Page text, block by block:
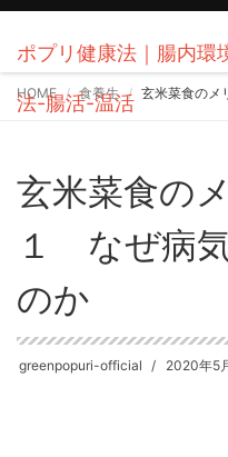
ポプリ健康法｜腸内環
法-腸活-温活
HOME 食養生 玄米菜食のメ
玄米菜食の
１ なぜ病
のか
greenpopuri-official 2020年5